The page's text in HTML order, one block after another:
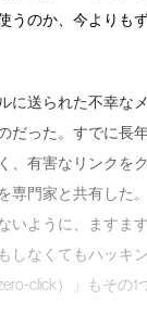
うのか、今よりも
に送られた不幸な
だった。すでに長
、有害なリンクを
専門家と共有した
いように、ますま
しなくてもハッキ
click）」もその1